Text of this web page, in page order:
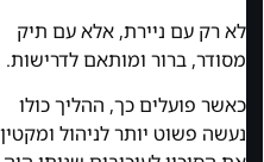
לא רק עם ניירת, אלא עם תיק
מסודר, ברור ומותאם לדרישות.
כאשר פועלים כך, ההליך כולו
נעשה פשוט יותר לניהול ומקטין